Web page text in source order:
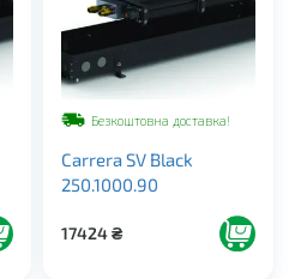
Безкоштовна доставка!
Carrera SV Black
250.1000.90
17424₴